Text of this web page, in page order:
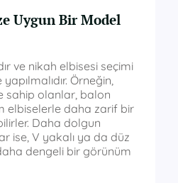
Uygun Bir Model
ve nikah elbisesi seçimi
Örneğin,
sahip olanlar, balon
elbiselerle daha zarif bir
Daha dolgun
ise, V yakalı ya da düz
dengeli bir görünüm